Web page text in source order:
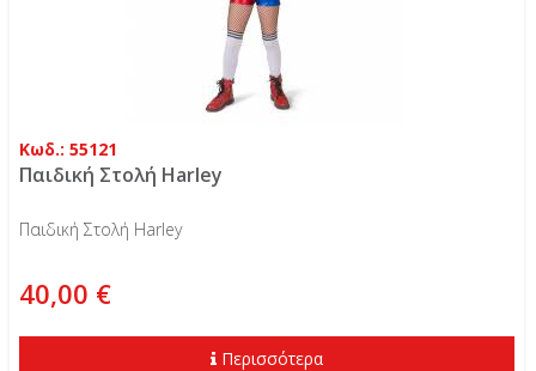
Κωδ.: 55121
Παιδική Στολή Harley
Παιδική Στολή Harley
40,00 €
Περισσότερα